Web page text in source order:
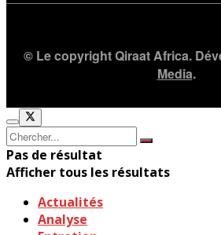
© Le copyright Qiraat Africa.
Media.
Pas de résultat
Afficher tous les résultats
Actualités
Analyse